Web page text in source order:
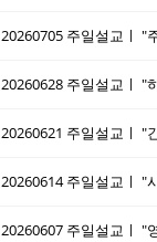
20260628 주일설교ㅣ "
20260621 주일설교ㅣ "
20260614 주일설교ㅣ "
20260607 주일설교ㅣ "